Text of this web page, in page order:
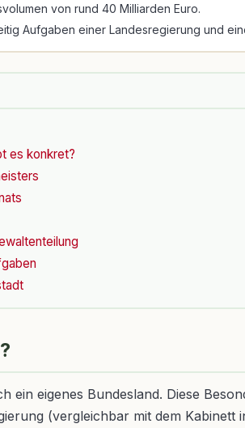
von rund 40 Milliarden Euro.
Aufgaben einer Landesregierung und
es konkret?
ein eigenes Bundesland. Diese
(vergleichbar mit dem